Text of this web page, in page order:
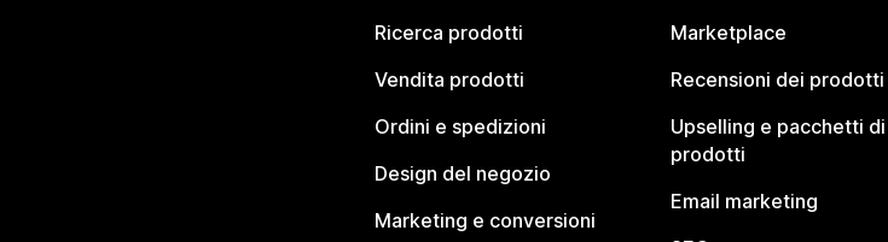
Ricerca prodotti
Vendita prodotti
Ordini e spedizioni
Design del negozio
Marketing e conversioni
Marketplace
Recensioni dei prodotti
Upselling e pacchetti di
prodotti
Email marketing